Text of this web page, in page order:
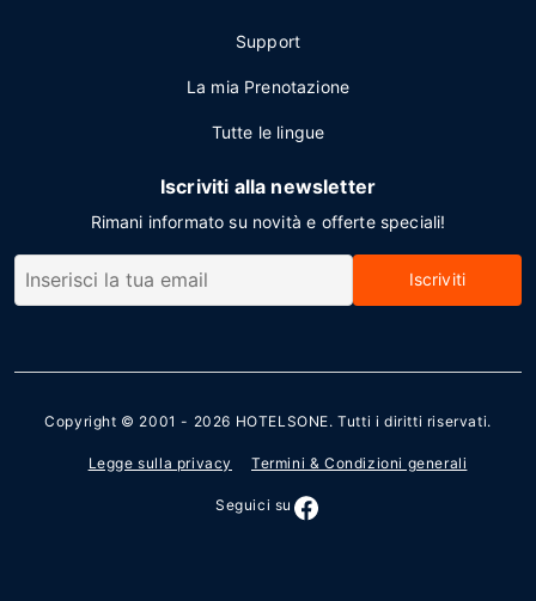
Support
La mia Prenotazione
Tutte le lingue
Iscriviti alla newsletter
Rimani informato su novità e offerte speciali!
Iscriviti
Copyright © 2001 - 2026 HOTELSONE. Tutti i diritti riservati.
Legge sulla privacy Termini & Condizioni generali
Seguici su